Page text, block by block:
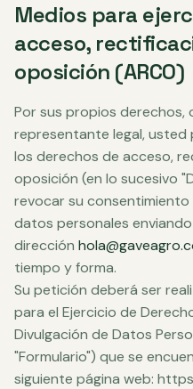
Medios para
acceso,
oposición (ARCO)
Por sus propios
representante legal, usted
los derechos de acceso,
oposición (en lo sucesivo
revocar su
datos personales
dirección
tiempo y forma.
Su petición deberá ser
para el Ejercicio de
Divulgación de Datos
"Formulario") que se
siguiente página web: